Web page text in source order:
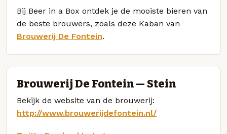
Bij Beer in a Box ontdek je de mooiste bieren van
de beste brouwers, zoals deze Kaban van
Brouwerij De Fontein.
Brouwerij De Fontein — Stein
Bekijk de website van de brouwerij:
http://www.brouwerijdefontein.nl/